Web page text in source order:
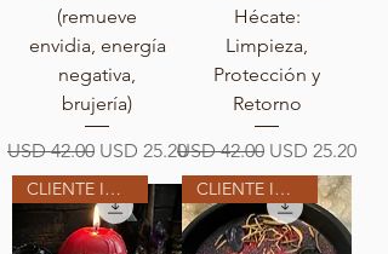
(remueve
envidia, energía
negativa,
brujería)
Precio
USD 42.00 Precio de oferta
USD 25.20
Hécate:
Limpieza,
Protección y
Retorno
Precio
USD 42.00 Precio de
USD 25.20
CLIENTE INTERNACIONAL CLIENTE INTERNACIONAL